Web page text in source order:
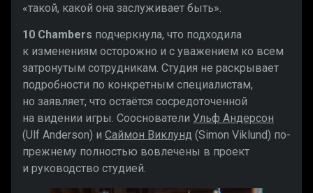
«такой, какой она заслуживает быть».
10 Chambers подчеркнула, что подходила
к изменениям осторожно и с уважением ко всем
затронутым сотрудникам. Студия не раскрывает
подробности по конкретным специалистам,
но заявляет, что остаётся сосредоточенной
на видении игры. Сооснователи Ульф Андерсон
(Ulf Anderson) и Саймон Виклунд (Simon Viklund) по-
прежнему полностью вовлечены в проект
и руководство студией.